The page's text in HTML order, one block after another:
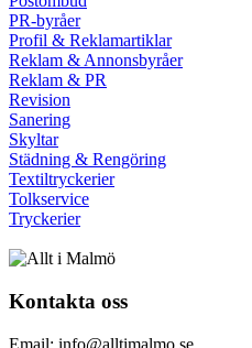
PR-byråer
Profil & Reklamartiklar
Reklam & Annonsbyråer
Reklam & PR
Revision
Sanering
Skyltar
Städning & Rengöring
Textiltryckerier
Tolkservice
Tryckerier
Kontakta oss
Email: info@alltimalmo.se